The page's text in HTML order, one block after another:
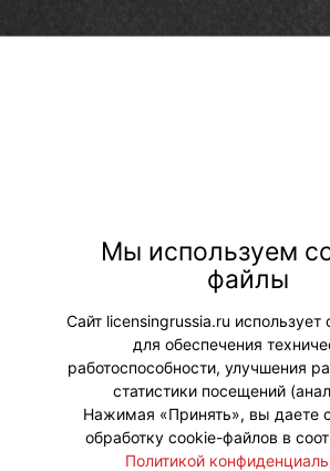
Мы используем
файлы
Сайт licensingrussia.ru
для обеспечения
работоспособности, улучшения
статистики посещений
Нажимая «Принять», вы даете
обработку cookie-файлов в
Политикой